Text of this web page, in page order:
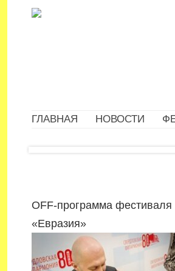
ГЛАВНАЯ НОВОСТИ
OFF-программа фестиваля
«Евразия»